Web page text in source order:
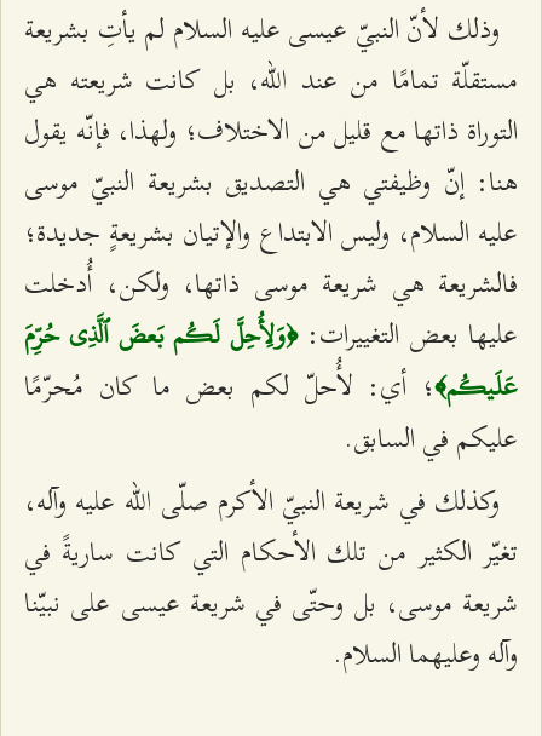
وذلك لأنّ النبيّ عيسى عليه السلام لم يأتِ بشريعة
مستقلّة تمامًا من عند الله، بل كانت شريعته هي
التوراة ذاتها مع قليل من الاختلاف؛ ولهذا، فإنّه يقول
هنا: إنّ وظيفتي هي التصديق بشريعة النبيّ موسى
عليه السلام، وليس الابتداع والإتيان بشريعةٍ جديدة؛
فالشريعة هي شريعة موسى ذاتها، ولكن، أُدخلت
عليها بعض التغييرات:﴿وَلِأُحِلَّ لَكُم بَعضَ ٱلَّذِي حُرِّمَ
عَلَيكُم﴾؛ أي: لأُحلّ لكم بعض ما كان مُحرّمًا
عليكم في السابق.
وكذلك في شريعة النبيّ الأكرم صلّى الله عليه وآله،
تغيّر الكثير من تلك الأحكام التي كانت ساريةً في
شريعة موسى، بل وحتّى في شريعة عيسى على نبيّنا
وآله وعليهما السلام.